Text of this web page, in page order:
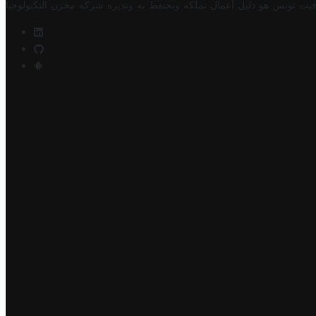
تونس هو دليل أعمال تملكه وتحتفظ به وتديره شركة مخزن التكنولوجيا